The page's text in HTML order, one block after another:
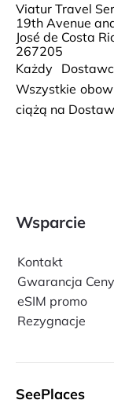
Viatur Travel
19th Avenue
José de Costa
267205
Każdy
Wszystkie
ciążą na
Wsparcie
Kontakt
Gwarancja Ceny
eSIM promo
Rezygnacje
SeePlaces